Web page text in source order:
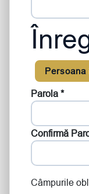
Persoana
Parola *
Confirmă
Câmpurile